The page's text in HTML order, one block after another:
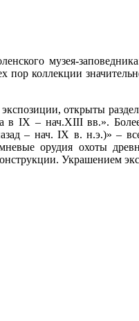
музея-
коллекции
открыты
в IX – нач.XIII вв.».
– нач. IX в. н.э.)» –
орудия охоты
Украшением